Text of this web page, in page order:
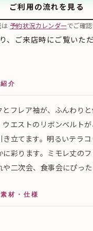
ご利用の流れを見る
予約状況カレンダーでご確認
、ご来店時にご覧いた
介
とフレア袖が、ふんわり
ウエストのリボンベルト
立てます。明るいテラコ
彩ります。ミモレ丈のフ
二次会、食事会にぴった
材・仕様